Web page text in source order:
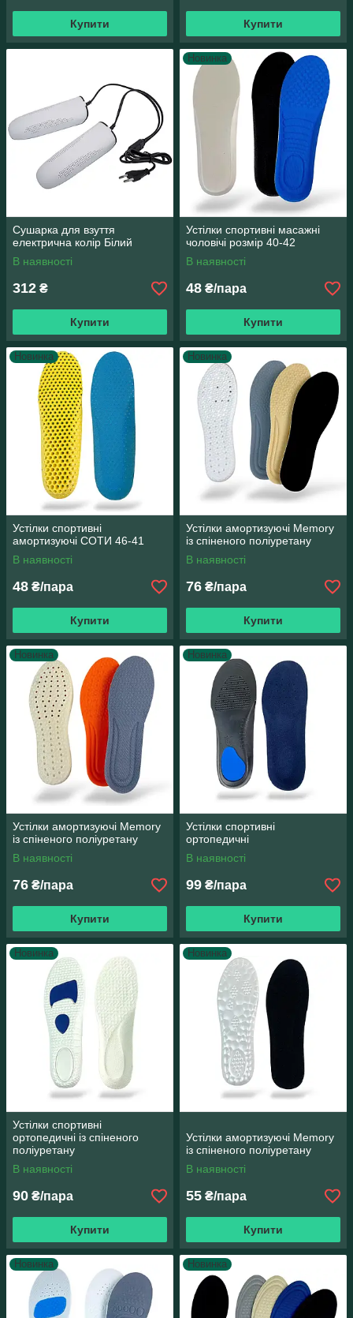
Купити Купити
Сушарка для взуття
електрична колір Білий
В наявності
312 ₴
Купити
Новинка
Устілки спортивні масажні
чоловічі розмір 40-42
В наявності
48 ₴/пара
Купити
Новинка
Устілки спортивні
амортизуючі СОТИ 46-41
В наявності
48 ₴/пара
Купити
Новинка
Устілки амортизуючі Memory
із спіненого поліуретану
В наявності
76 ₴/пара
Купити
Новинка
Устілки амортизуючі Memory
із спіненого поліуретану
В наявності
76 ₴/пара
Купити
Новинка
Устілки спортивні
ортопедичні
В наявності
99 ₴/пара
Купити
Новинка
Устілки спортивні
ортопедичні із спіненого
поліуретану
В наявності
90 ₴/пара
Купити
Новинка
Устілки амортизуючі Memory
із спіненого поліуретану
В наявності
55 ₴/пара
Купити
Новинка Новинка